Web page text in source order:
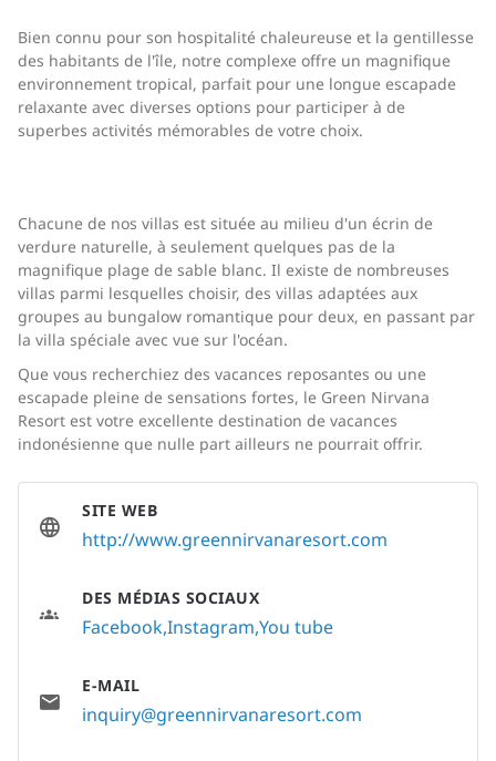
Bien connu pour son hospitalité chaleureuse et la gentillesse
des habitants de l'île, notre complexe offre un magnifique
environnement tropical, parfait pour une longue escapade
relaxante avec diverses options pour participer à de
superbes activités mémorables de votre choix.
Chacune de nos villas est située au milieu d'un écrin de
verdure naturelle, à seulement quelques pas de la
magnifique plage de sable blanc. Il existe de nombreuses
villas parmi lesquelles choisir, des villas adaptées aux
groupes au bungalow romantique pour deux, en passant par
la villa spéciale avec vue sur l'océan.
Que vous recherchiez des vacances reposantes ou une
escapade pleine de sensations fortes, le Green Nirvana
Resort est votre excellente destination de vacances
indonésienne que nulle part ailleurs ne pourrait offrir.
SITE WEB
http://www.greennirvanaresort.com
DES MÉDIAS SOCIAUX
FacebookInstagram You tube
E-MAIL
inquiry@greennirvanaresort.com